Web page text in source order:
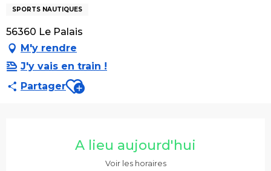
SPORTS NAUTIQUES
56360 Le Palais
M'y rendre
J'y vais en train !
PartagerAjouter aux favoris
A lieu aujourd'hui
Voir les horaires